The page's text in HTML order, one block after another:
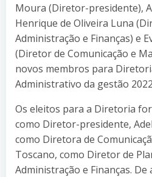
Moura (Diretor-presidente),
Henrique de Oliveira Luna
Administração e Finanças) e
(Diretor de Comunicação e
novos membros para
Administrativo da gestão
Os eleitos para a Diretoria
como Diretor-presidente,
como Diretora de
Toscano, como Diretor de
Administração e Finanças.